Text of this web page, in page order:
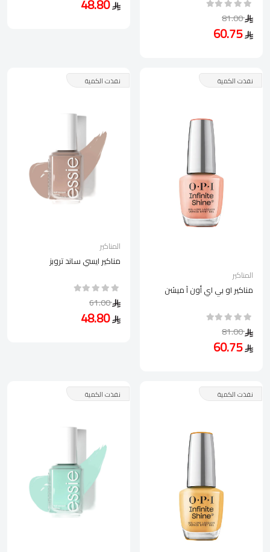
81.00
60.75
نفذت الكمية
المناكير
مناكير او بي اي أون آ ميشن
81.00
60.75
نفذت الكمية
المناكير
مناكير ايسي ساند تروبز
61.00
48.80
نفذت الكمية نفذت الكمية